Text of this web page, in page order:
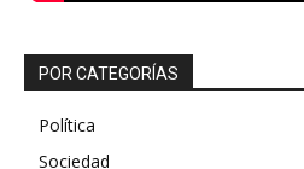
POR CATEGORÍAS
Política
Sociedad